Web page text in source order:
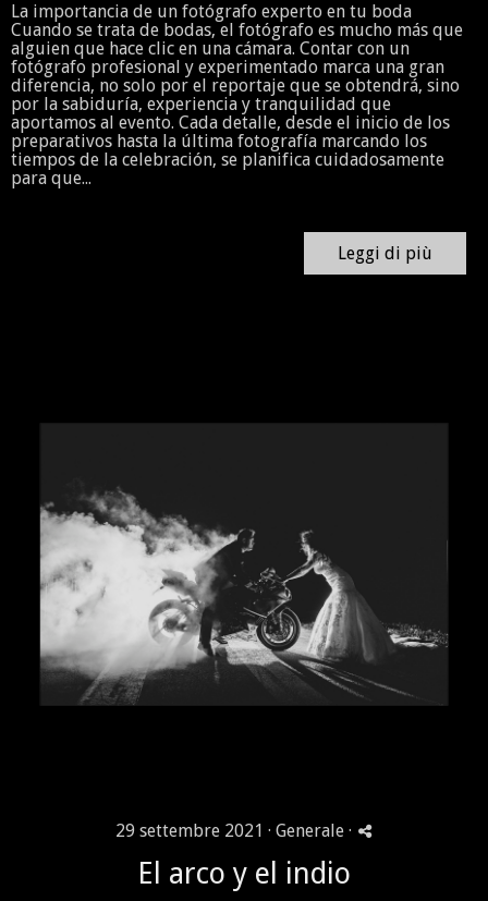
La importancia de un fotógrafo experto en tu boda
Cuando se trata de bodas, el fotógrafo es mucho más que
alguien que hace clic en una cámara. Contar con un
fotógrafo profesional y experimentado marca una gran
diferencia, no solo por el reportaje que se obtendrá, sino
por la sabiduría, experiencia y tranquilidad que
aportamos al evento. Cada detalle, desde el inicio de los
preparativos hasta la última fotografía marcando los
tiempos de la celebración, se planifica cuidadosamente
para que...
Leggi di più
29 settembre 2021 · Generale·
El arco y el indio